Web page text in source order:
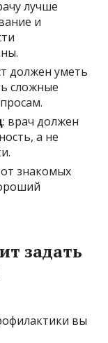
лучше
и
должен уметь
сложные
: врач должен
а не
от знакомых
задать
вы